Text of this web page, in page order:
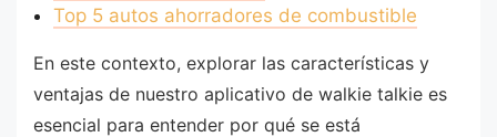
Top 5 autos ahorradores de combustible
En este contexto, explorar las características y
ventajas de nuestro aplicativo de walkie talkie es
esencial para entender por qué se está